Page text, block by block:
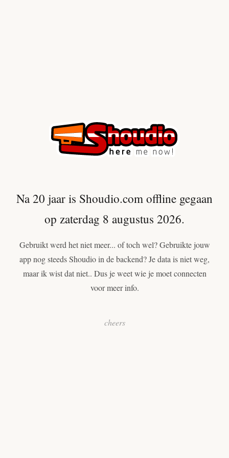
Na 20 jaar is Shoudio.com offline gegaan
op zaterdag 8 augustus 2026.
Gebruikt werd het niet meer... of toch wel? Gebruikte jouw
app nog steeds Shoudio in de backend? Je data is niet weg,
maar ik wist dat niet.. Dus je weet wie je moet connecten
voor meer info.
cheers